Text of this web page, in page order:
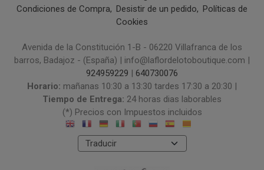
Condiciones de Compra
Desistir de un pedido
Políticas de
Cookies
Avenida de la Constitución 1-B - 06220 Villafranca de los
barros, Badajoz - (España) | info@laflordelotoboutique.com |
924959229 | 640730076
Horario: mañanas 10:30 a 13:30 tardes 17:30 a 20:30 |
Tiempo de Entrega: 24 horas dias laborables
(*) Precios con Impuestos incluidos